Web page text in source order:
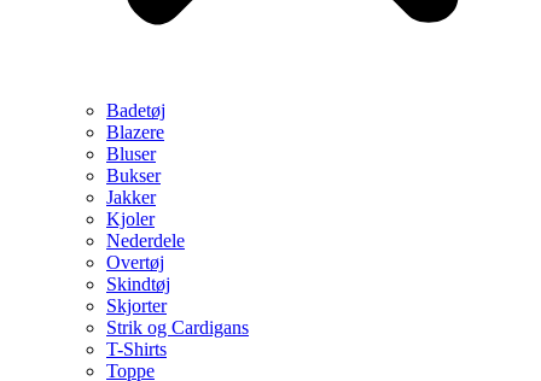
Badetøj
Blazere
Bluser
Bukser
Jakker
Kjoler
Nederdele
Overtøj
Skindtøj
Skjorter
Strik og Cardigans
T-Shirts
Toppe